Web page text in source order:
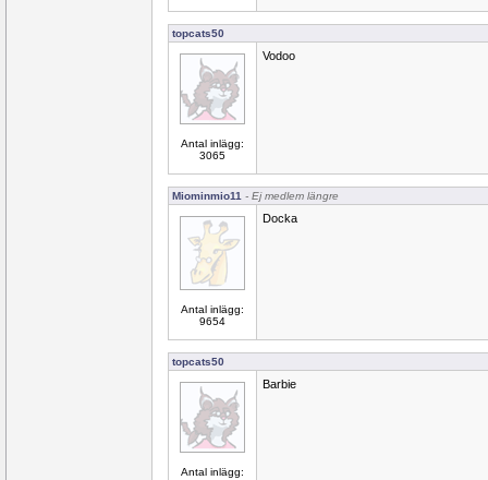
topcats50
Antal inlägg:
3065
Vodoo
Miominmio11 - Ej medlem längre
Antal inlägg:
9654
Docka
topcats50
Antal inlägg:
Barbie